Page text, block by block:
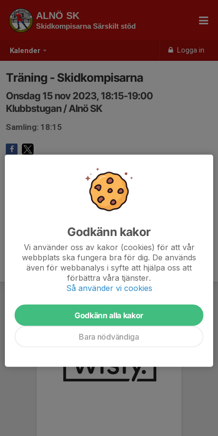
Kalender Logga in
ALNÖ SK
Skidkompisarna Särskilt stöd
Träning - Skidkompisarna
Onsdag 15 nov 2023, 18:15-19:00
Klubbstugan / Alnö SK
Samling: 18:15
Godkänn kakor
Vi använder oss av kakor (cookies) för att vår
webbplats ska fungera bra för dig. De används
även för webbanalys i syfte att hjälpa oss att
förbättra våra tjänster.
Så använder vi cookies
Godkänn alla kakor
Bara nödvändiga